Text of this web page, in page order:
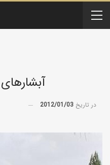
در تاریخ 2012/01/03